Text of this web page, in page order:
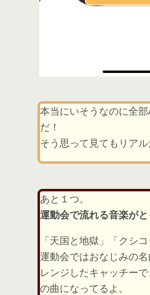
本当にいそうなのに全
だ！
そう思って見てもリアル
あと１つ。
運動会で流れる音楽が
「天国と地獄」「クシ
運動会ではおなじみの
レンジしたキャッチー
の曲になってるよ。